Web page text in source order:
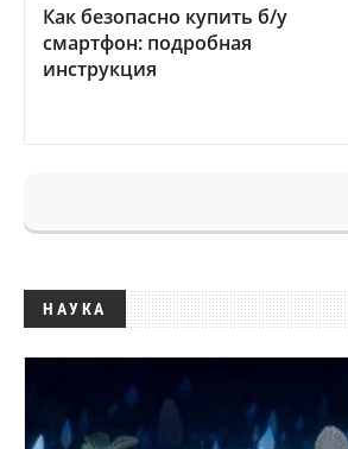
Как безопасно купить б/у
смартфон: подробная
инструкция
НАУКА